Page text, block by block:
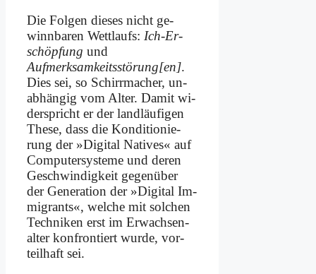
Die Fol­gen die­ses nicht ge­
winn­ba­ren Wett­laufs: Ich-Er­
schöp­fung und
Aufmerksamkeits­störung[en].
Dies sei, so Schirr­ma­cher, un­
ab­hän­gig vom Al­ter. Da­mit wi­
der­spricht er der land­läu­fi­gen
The­se, dass die Kon­di­tio­nie­
rung der »Di­gi­tal Na­ti­ves« auf
Com­pu­ter­sy­ste­me und de­ren
Ge­schwin­dig­keit ge­gen­über
der Ge­ne­ra­ti­on der »Di­gi­tal Im­
mi­grants«, wel­che mit sol­chen
Tech­ni­ken erst im Er­wach­sen­
al­ter kon­fron­tiert wur­de, vor­
teil­haft sei.